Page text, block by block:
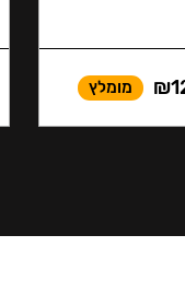
₪ מומלץ